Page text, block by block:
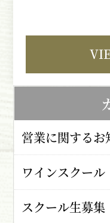
営業に関するお
ワインスクール
スクール生募集